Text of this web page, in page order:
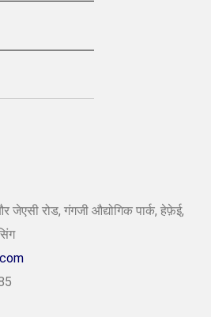
रोड, गंगजी औद्योगिक पार्क, हेफ़ेई,